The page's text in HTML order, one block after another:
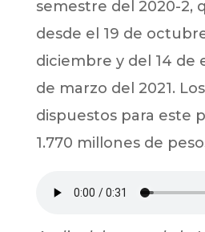
semestre del 2020-2,
desde el 19 de
diciembre y del 14 de
de marzo del 2021.
dispuestos para este
1.770 millones de